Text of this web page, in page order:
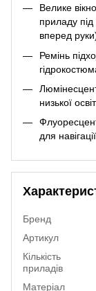
Велике
приладу
вперед
Ремінь
низької
для
Бренд
Артикул
Кількість
приладів
Матеріал